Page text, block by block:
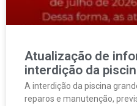
Atualização de
interdição da
A interdição da piscina
reparos e manutenção,